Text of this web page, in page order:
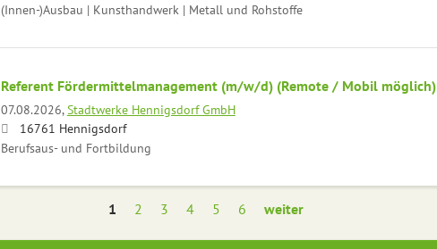
(Innen-)Ausbau | Kunsthandwerk | Metall und Rohstoffe
Referent Fördermittelmanagement (m/w/d) (Remote / Mobil möglich)
07.08.2026, Stadtwerke Hennigsdorf GmbH
16761 Hennigsdorf
Berufsaus- und Fortbildung
1 2 3 4 5 6 weiter